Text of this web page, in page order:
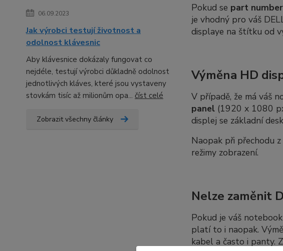
06.09.2023
Jak výrobci testují životnost a
odolnost klávesnic
Aby klávesnice dokázaly fungovat co
nejdéle, testují výrobci důkladně odolnost
jednotlivých kláves, které jsou vystaveny
stovkám tisíc až milionům opa... číst celé
Zobrazit všechny články
Pokud se part number
je vhodný pro váš
displaye na štítku od
Výměna HD
V případě, že má váš
panel(1920 x 1080
displej se základní
Naopak při přechodu
režimy zobrazení.
Nelze zaměnit
Pokud je váš
platí to i naopak.
kabel a často i panty.